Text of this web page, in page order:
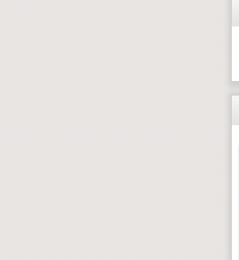
世界遺産 大全集
DVD100枚セット